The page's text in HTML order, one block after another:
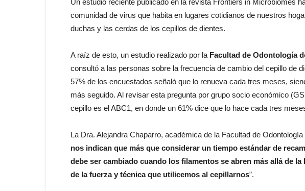
Un estudio reciente publicado en la revista Frontiers in Microbiomes
comunidad de virus que habita en lugares cotidianos de nuestros
duchas y las cerdas de los cepillos de dientes.
A raíz de esto, un estudio realizado por la Facultad de Odontología
consultó a las personas sobre la frecuencia de cambio del cepillo de
57% de los encuestados señaló que lo renueva cada tres meses,
más seguido. Al revisar esta pregunta por grupo socio económico
cepillo es el ABC1, en donde un 61% dice que lo hace cada tres
La Dra. Alejandra Chaparro, académica de la Facultad de
nos indican que más que considerar un tiempo estándar de
debe ser cambiado cuando los filamentos se abren más allá de
de la fuerza y técnica que utilicemos al cepillarnos”.